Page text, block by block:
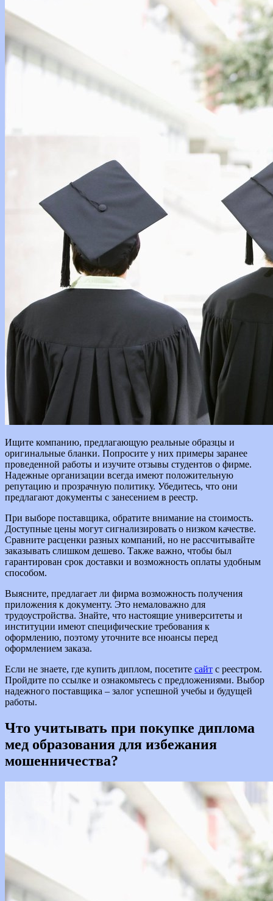
Ищите компанию, предлагающую реальные образцы и
оригинальные бланки. Попросите у них примеры заранее
проведенной работы и изучите отзывы студентов о фирме.
Надежные организации всегда имеют положительную
репутацию и прозрачную политику. Убедитесь, что они
предлагают документы с занесением в реестр.
При выборе поставщика, обратите внимание на стоимость.
Доступные цены могут сигнализировать о низком качестве.
Сравните расценки разных компаний, но не рассчитывайте
заказывать слишком дешево. Также важно, чтобы был
гарантирован срок доставки и возможность оплаты удобным
способом.
Выясните, предлагает ли фирма возможность получения
приложения к документу. Это немаловажно для
трудоустройства. Знайте, что настоящие университеты и
институции имеют специфические требования к
оформлению, поэтому уточните все нюансы перед
оформлением заказа.
Если не знаете, где купить диплом, посетите сайт с реестром.
Пройдите по ссылке и ознакомьтесь с предложениями. Выбор
надежного поставщика – залог успешной учебы и будущей
работы.
Что учитывать при покупке диплома
мед образования для избежания
мошенничества?